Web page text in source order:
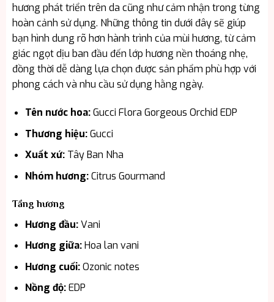
hương phát triển trên da cũng như cảm nhận trong từng
hoàn cảnh sử dụng. Những thông tin dưới đây sẽ giúp
bạn hình dung rõ hơn hành trình của mùi hương, từ cảm
giác ngọt dịu ban đầu đến lớp hương nền thoáng nhẹ,
đồng thời dễ dàng lựa chọn được sản phẩm phù hợp với
phong cách và nhu cầu sử dụng hằng ngày.
Tên nước hoa:Gucci Flora Gorgeous Orchid EDP
Thương hiệu:Gucci
Xuất xứ:Tây Ban Nha
Nhóm hương:Citrus Gourmand
Tầng hương
Hương đầu:Vani
Hương giữa:Hoa lan vani
Hương cuối:Ozonic notes
Nồng độ:EDP